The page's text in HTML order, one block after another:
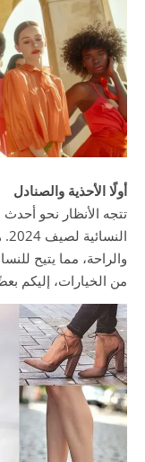
أولًا الأحذية والصنادل
تتجه الأنظار نحو
والراحة، مما يتيح
من الخيارات، إليكم